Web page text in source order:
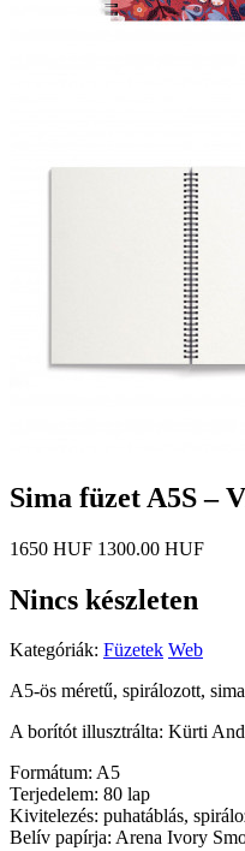
Sima füzet A5S –
1650 HUF 1300.00 HUF
Nincs készleten
Kategóriák: Füzetek Web
A5-ös méretű, spirálozott,
A borítót illusztrálta: Kürti
Formátum: A5
Terjedelem: 80 lap
Kivitelezés: puhatáblás,
Belív papírja: Arena Ivory